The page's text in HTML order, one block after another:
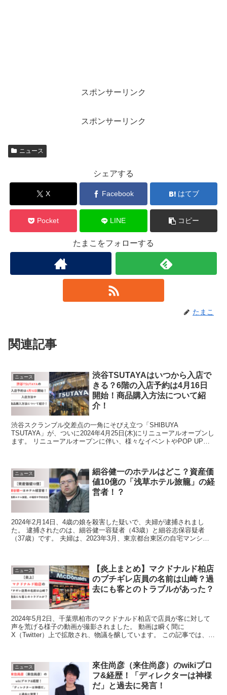
スポンサーリンク
スポンサーリンク
ニュース
シェアする
X Facebook はてブ
Pocket LINE コピー
たまこをフォローする
たまこ
関連記事
ニュース
渋谷TSUTAYAはいつから入店で
きる？6階の入店予約は4月16日
開始！商品購入方法について紹
介！
渋谷スクランブル交差点の一角にそびえ立つ「SHIBUYA
TSUTAYA」が、ついに2024年4月25日(木)にリニューアルオープンし
ます。 リニューアルオープンに伴い、様々なイベントやPOP UP
ニュース
細谷健一のホテルはどこ？資産価
値10億の「浅草ホテル旅籠」の経
営者！？
2024年2月14日、4歳の娘を殺害した疑いで、夫婦が逮捕されまし
た。 逮捕されたのは、細谷健一容疑者（43歳）と細谷志保容疑者
（37歳）です。 夫婦は、2023年3月、東京都台東区の自宅マンショ
ニュース
【炎上まとめ】マクドナルド柏店
のブチギレ店員の名前は山崎？過
去にも客とのトラブルがあった？
2024年5月2日、千葉県柏市のマクドナルド柏店で店員が客に対して
声を荒げる様子の動画が撮影されました。 動画は瞬く間に
X（Twitter）上で拡散され、物議を醸しています。 この記事では、こ
ニュース
來住尚彦（来住尚彦）のwikiプロ
フ&経歴！「ディレクターは神様
だ」と過去に発言！